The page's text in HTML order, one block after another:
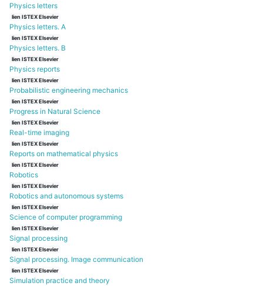
Physics letters
lien ISTEX Elsevier
Physics letters. A
lien ISTEX Elsevier
Physics letters. B
lien ISTEX Elsevier
Physics reports
lien ISTEX Elsevier
Probabilistic engineering mechanics
lien ISTEX Elsevier
Progress in Natural Science
lien ISTEX Elsevier
Real-time imaging
lien ISTEX Elsevier
Reports on mathematical physics
lien ISTEX Elsevier
Robotics
lien ISTEX Elsevier
Robotics and autonomous systems
lien ISTEX Elsevier
Science of computer programming
lien ISTEX Elsevier
Signal processing
lien ISTEX Elsevier
Signal processing. Image communication
lien ISTEX Elsevier
Simulation practice and theory